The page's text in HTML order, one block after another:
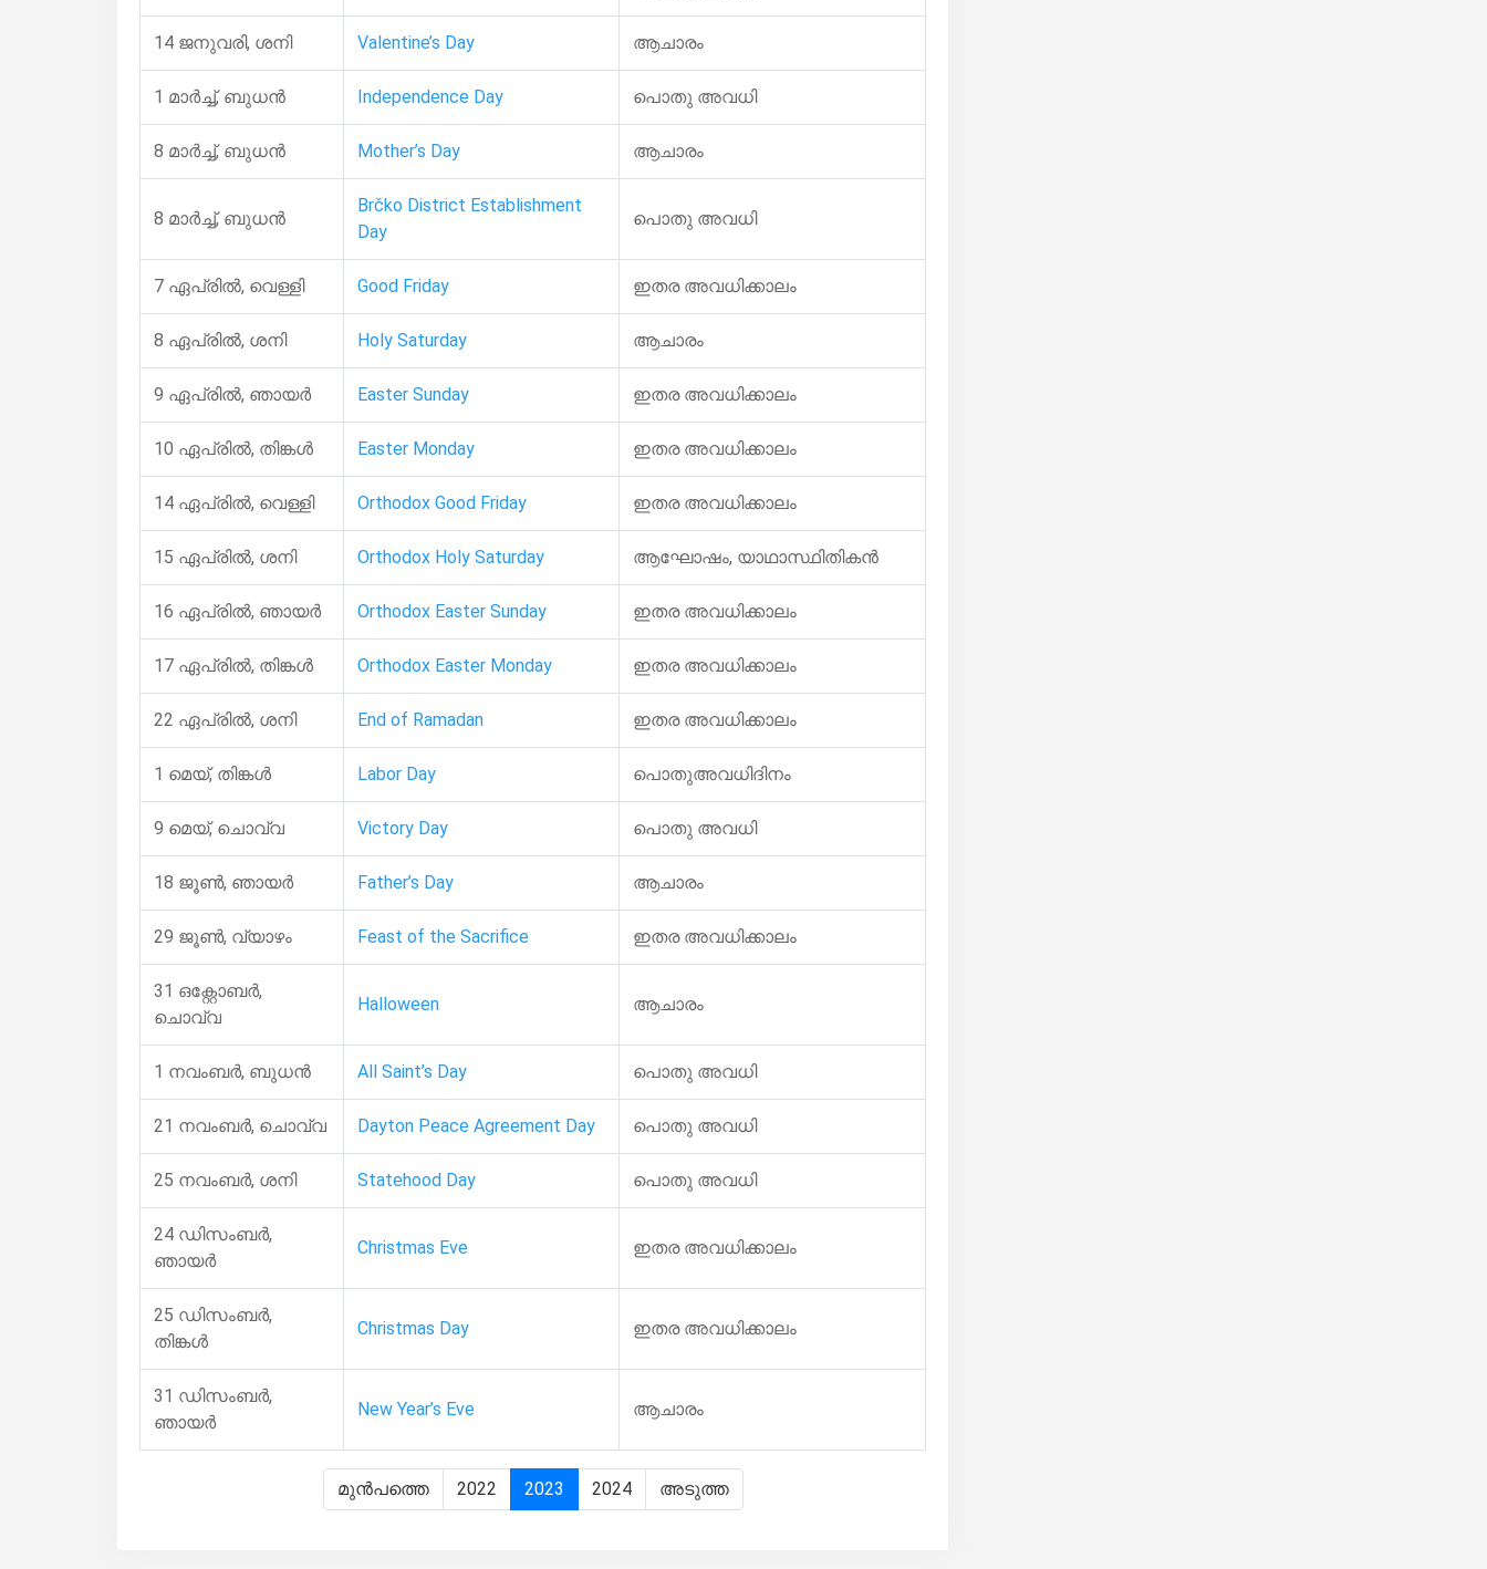
14 ജനുവരി, ശനി Valentine’s Day ആചാരം
1 മാർച്ച്, ബുധന്‍ Independence Day പൊതു അവധി
8 മാർച്ച്, ബുധന്‍ Mother’s Day ആചാരം
8 മാർച്ച്, ബുധന്‍
Brčko District Establishment
Day
പൊതു അവധി
7 ഏപ്രിൽ, വെള്ളി Good Friday ഇതര അവധിക്കാലം
8 ഏപ്രിൽ, ശനി Holy Saturday ആചാരം
9 ഏപ്രിൽ, ഞായർ Easter Sunday ഇതര അവധിക്കാലം
10 ഏപ്രിൽ, തിങ്കള്‍ Easter Monday ഇതര അവധിക്കാലം
14 ഏപ്രിൽ, വെള്ളി Orthodox Good Friday ഇതര അവധിക്കാലം
15 ഏപ്രിൽ, ശനി Orthodox Holy Saturday ആഘോഷം, യാഥാസ്ഥിതികൻ
16 ഏപ്രിൽ, ഞായർ Orthodox Easter Sunday ഇതര അവധിക്കാലം
17 ഏപ്രിൽ, തിങ്കള്‍ Orthodox Easter Monday ഇതര അവധിക്കാലം
22 ഏപ്രിൽ, ശനി End of Ramadan ഇതര അവധിക്കാലം
1 മെയ്, തിങ്കള്‍ Labor Day പൊതുഅവധിദിനം
9 മെയ്, ചൊവ്വ Victory Day പൊതു അവധി
18 ജൂൺ, ഞായർ Father’s Day ആചാരം
29 ജൂൺ, വ്യാഴം Feast of the Sacrifice ഇതര അവധിക്കാലം
31 ഒക്റ്റോബർ,
ചൊവ്വ
Halloween ആചാരം
1 നവംബർ, ബുധന്‍ All Saint’s Day പൊതു അവധി
21 നവംബർ, ചൊവ്വ Dayton Peace Agreement Day പൊതു അവധി
25 നവംബർ, ശനി Statehood Day പൊതു അവധി
24 ഡിസംബർ,
ഞായർ
Christmas Eve ഇതര അവധിക്കാലം
25 ഡിസംബർ,
തിങ്കള്‍
Christmas Day ഇതര അവധിക്കാലം
31 ഡിസംബർ,
ഞായർ
New Year’s Eve ആചാരം
മുൻപത്തെ 2022 2023 2024 അടുത്ത